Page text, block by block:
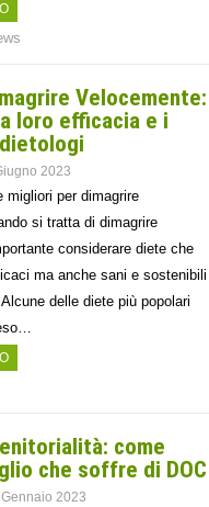
Velocemente:
loro efficacia e i
2023
migliori per dimagrire
si tratta di dimagrire
considerare diete che
ma anche sani e sostenibili
delle diete più popolari
come
che soffre di DOC
2023